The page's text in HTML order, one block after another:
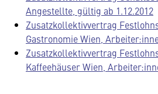
Angestellte, gültig ab 1.12.2012
Zusatzkollektivvertrag
Gastronomie Wien,
Zusatzkollektivvertrag
Kaffeehäuser Wien,